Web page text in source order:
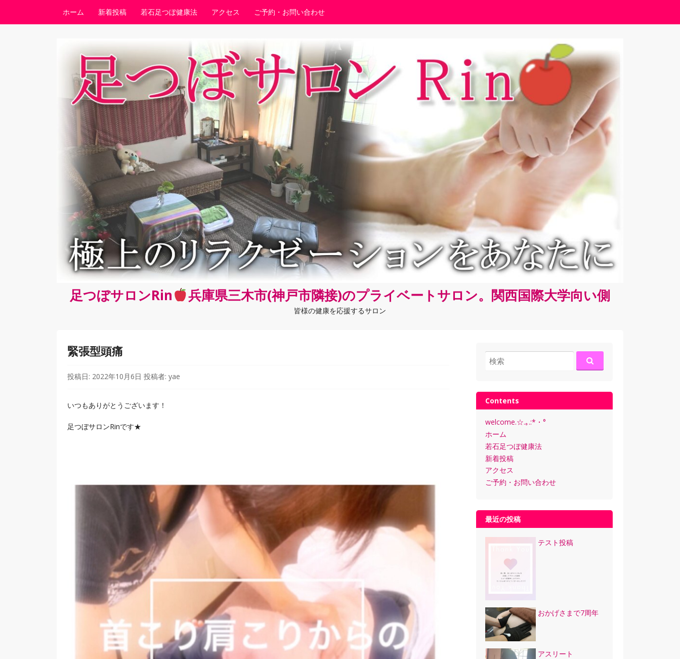
ホーム 新着投稿 若石足つぼ健康法 アクセス ご予約・お問い合わせ
足つぼサロンRin 兵庫県三木市(神戸市隣接)のプライベートサロン。関西国際大学向い側
皆様の健康を応援するサロン
緊張型頭痛
投稿日: 2022年10月6日 投稿者:yae
いつもありがとうございます！
足つぼサロンRinです★
検
索:
Contents
welcome.☆.｡.:*・°
ホーム
若石足つぼ健康法
新着投稿
アクセス
ご予約・お問い合わせ
最近の投稿
テスト投稿
おかげさまで7周年
アスリート